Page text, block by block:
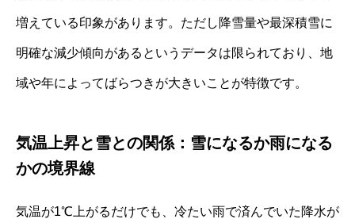
増えている印象があります。ただし降雪量や最深積雪に
明確な減少傾向があるというデータは限られており、地
域や年によってばらつきが大きいことが特徴です。
気温上昇と雪との関係：雪になるか雨になる
かの境界線
気温が1℃上がるだけでも、冷たい雨で済んでいた降水が